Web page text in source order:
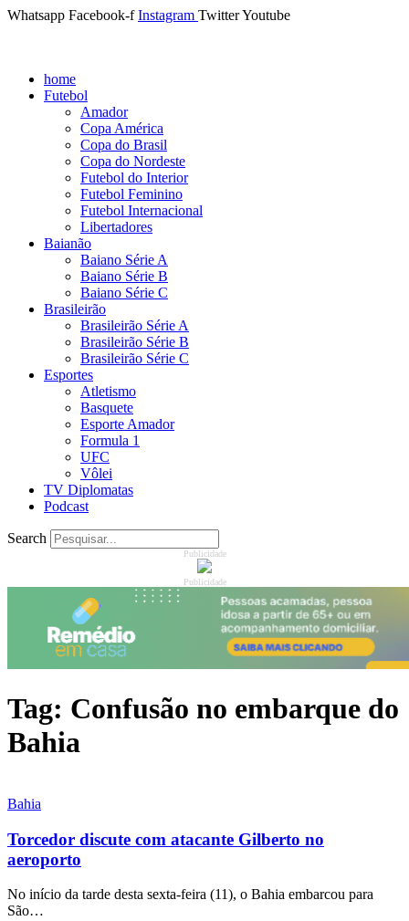
Whatsapp Facebook-f Instagram TwitterYoutube
home
Futebol
Amador
Copa América
Copa do Brasil
Copa do Nordeste
Futebol do Interior
Futebol Feminino
Futebol Internacional
Libertadores
Baianão
Baiano Série A
Baiano Série B
Baiano Série C
Brasileirão
Brasileirão Série A
Brasileirão Série B
Brasileirão Série C
Esportes
Atletismo
Basquete
Esporte Amador
Formula 1
UFC
Vôlei
TV Diplomatas
Podcast
Search
Publicidade
Publicidade
Tag: Confusão no embarque do
Bahia
Bahia
Torcedor discute com atacante Gilberto no
aeroporto
No início da tarde desta sexta-feira (11), o Bahia embarcou para
São…